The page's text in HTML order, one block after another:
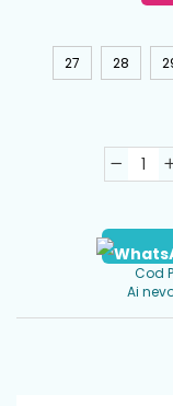
27
28
Cod
Ai